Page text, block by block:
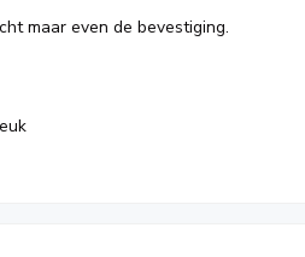
maar even de bevestiging.